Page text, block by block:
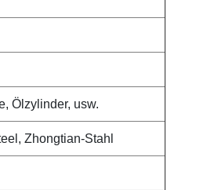
Ölzylinder, usw.
Zhongtian-Stahl